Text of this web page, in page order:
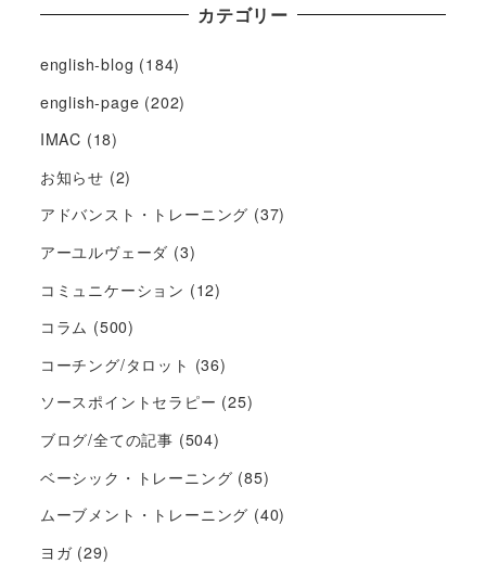
カテゴリー
english-blog (184)
english-page (202)
IMAC (18)
お知らせ (2)
アドバンスト・トレーニング (37)
アーユルヴェーダ (3)
コミュニケーション (12)
コラム (500)
コーチング/タロット (36)
ソースポイントセラピー (25)
ブログ/全ての記事 (504)
ベーシック・トレーニング (85)
ムーブメント・トレーニング (40)
ヨガ(29)